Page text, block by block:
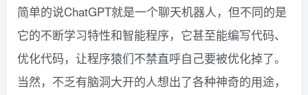
简单的说ChatGPT就是一个聊天机器人，但不同的是
它的不断学习特性和智能程序，它甚至能编写代码、
优化代码，让程序猿们不禁直呼自己要被优化掉了。
当然，不乏有脑洞大开的人想出了各种神奇的用途，